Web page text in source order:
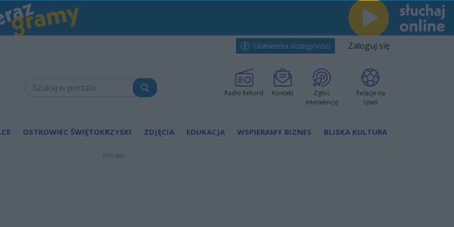
Ułatwienia dostępności Zaloguj się
Radio Rekord Kontakt
Zgłoś
interwencję
Relacje na
żywo
OSTROWIEC ŚWIĘTOKRZYSKI ZDJĘCIA EDUKACJA WSPIERAMY BIZNES BLISKA KULTURA
REKLAMA